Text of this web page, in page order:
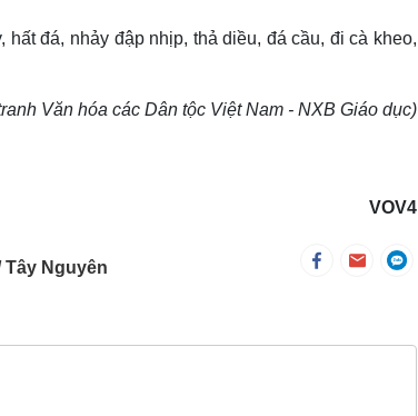
đá, nhảy đập nhịp, thả diều, đá cầu, đi cà kheo,
Văn hóa các Dân tộc Việt Nam - NXB Giáo dục)
VOV4
Tây Nguyên